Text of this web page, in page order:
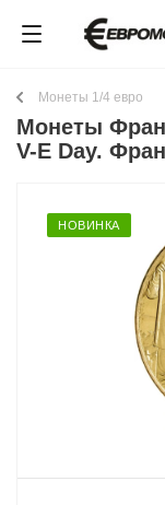
Монеты 1/4 евро
Монеты
V-E Day.
НОВИНКА